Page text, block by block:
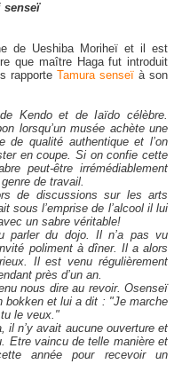
senseï
de Ueshiba Moriheï et il est
que maître Haga fut introduit
rapporteTamura senseï à son
Kendo et de Iaïdo célèbre.
lorsqu’un musée achète une
de qualité authentique et l’on
en coupe. Si on confie cette
peut-être irrémédiablement
de travail.
de discussions sur les arts
sous l’emprise de l’alcool il lui
un sabre véritable!
parler du dojo. Il n’a pas vu
poliment à dîner. Il a alors
Il est venu régulièrement
près d’un an.
nous dire au revoir. Osenseï
bokken et lui a dit : "Je marche
le veux."
il n’y avait aucune ouverture et
Etre vaincu de telle manière et
année pour recevoir un